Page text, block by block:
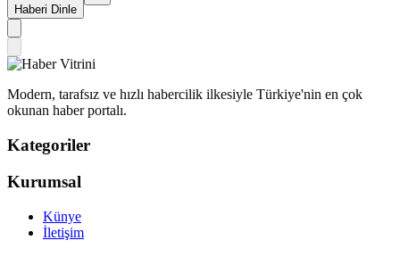
Haberi Dinle
Modern, tarafsız ve hızlı habercilik ilkesiyle Türkiye'nin en çok
okunan haber portalı.
Kategoriler
Kurumsal
Künye
İletişim